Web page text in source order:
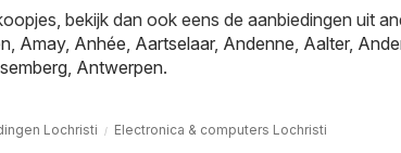
bekijk dan ook eens de aanbiedingen uit
, Amay, Anhée, Aartselaar, Andenne, Aalter,
, Antwerpen.
Lochristi Electronica & computers Lochristi